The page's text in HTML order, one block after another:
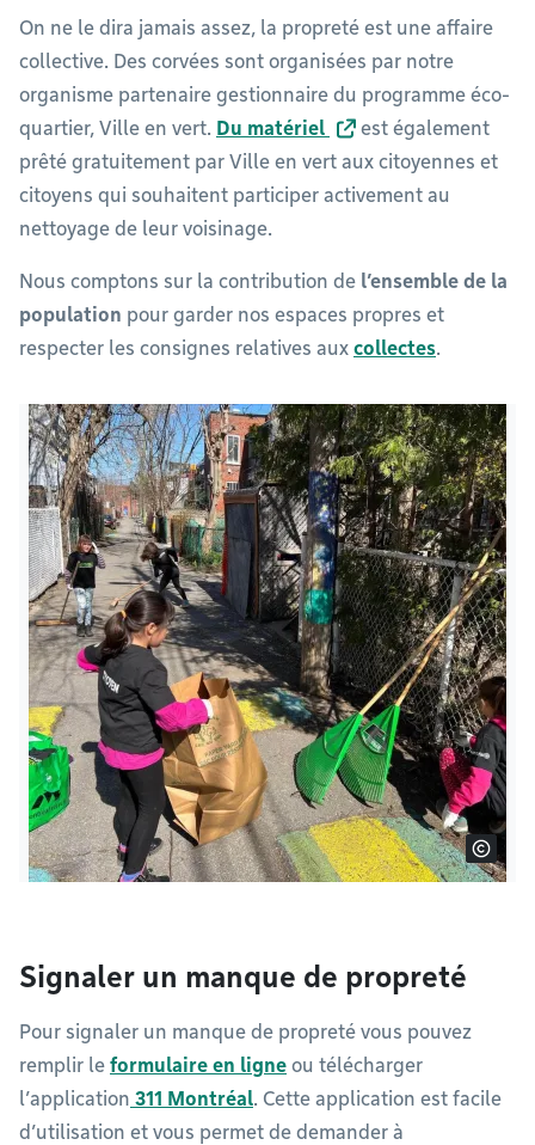
On ne le dira jamais assez, la propreté est une affaire
collective. Des corvées sont organisées par notre
organisme partenaire gestionnaire du programme éco-
quartier, Ville en vert. Du matériel
est également
prêté gratuitement par Ville en vert aux citoyennes et
citoyens qui souhaitent participer activement au
nettoyage de leur voisinage.
Nous comptons sur la contribution de l’ensemble de la
population pour garder nos espaces propres et
respecter les consignes relatives aux collectes.
Signaler un manque de propreté
Pour signaler un manque de propreté vous pouvez
remplir le formulaire en ligne ou télécharger
l’application 311 Montréal. Cette application est facile
d’utilisation et vous permet de demander à